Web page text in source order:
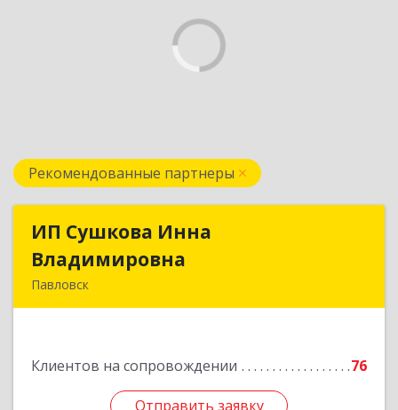
Рекомендованные партнеры
ИП Сушкова Инна
Владимировна
Павловск
Клиентов на сопровождении 76
Отправить заявку
ИП Сушкова Инна
Подробнее